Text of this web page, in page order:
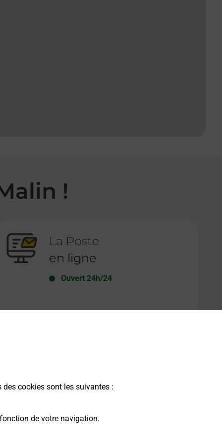
cookies sont les suivantes :
de votre navigation.
!
La Poste
en ligne
Ouvert 24h/24